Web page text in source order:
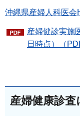
沖縄県産婦人科医会
産婦健診実施
日時点）（
産婦健康診査